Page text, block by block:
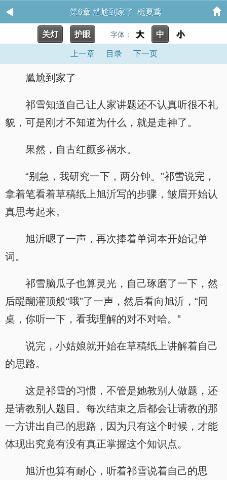
第6章 尴尬到家了 栀夏鸢
关灯 护眼 字体： 大 中 小
上一章 目录 下一页
尴尬到家了
祁雪知道自己让人家讲题还不认真听很不礼
貌，可是刚才不知道为什么，就是走神了。
果然，自古红颜多祸水。
“别急，我研究一下，两分钟。”祁雪说完，
拿着笔看着草稿纸上旭沂写的步骤，皱眉开始认
真思考起来。
旭沂嗯了一声，再次捧着单词本开始记单
词。
祁雪脑瓜子也算灵光，自己琢磨了一下，然
后醍醐灌顶般“哦”了一声，然后看向旭沂，“同
桌，你听一下，看我理解的对不对哈。”
说完，小姑娘就开始在草稿纸上讲解着自己
的思路。
这是祁雪的习惯，不管是她教别人做题，还
是请教别人题目。每次结束之后都会让请教的那
一方讲出自己的思路，因为只有这个时候，才能
体现出究竟有没有真正掌握这个知识点。
旭沂也算有耐心，听着祁雪说着自己的思